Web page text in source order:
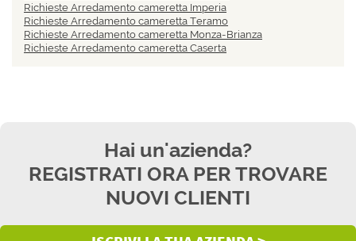
Richieste Arredamento cameretta Imperia
Richieste Arredamento cameretta Teramo
Richieste Arredamento cameretta Monza-Brianza
Richieste Arredamento cameretta Caserta
Hai un'azienda?
REGISTRATI ORA PER TROVARE
NUOVI CLIENTI